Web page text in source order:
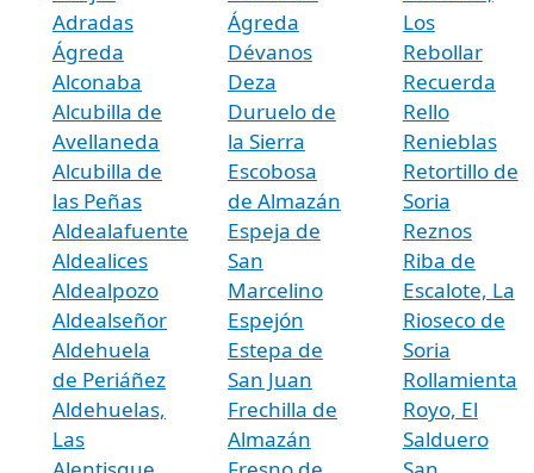
Adradas
Ágreda
Alconaba
Alcubilla de
Avellaneda
Alcubilla de
las Peñas
Aldealafuente
Aldealices
Aldealpozo
Aldealseñor
Aldehuela
de Periáñez
Aldehuelas,
Las
Ágreda
Dévanos
Deza
Duruelo de
la Sierra
Escobosa
de Almazán
Espeja de
San
Marcelino
Espejón
Estepa de
San Juan
Frechilla de
Almazán
Los
Rebollar
Recuerda
Rello
Renieblas
Retortillo de
Soria
Reznos
Riba de
Escalote, La
Rioseco de
Soria
Rollamienta
Royo, El
Salduero